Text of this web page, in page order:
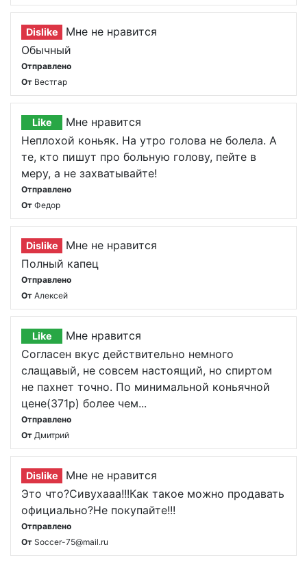
Dislike
Мне не нравится
Обычный
Отправлено
От Вестгар
Like
Мне нравится
Неплохой коньяк. На утро голова не болела. А
те, кто пишут про больную голову, пейте в
меру, а не захватывайте!
Отправлено
От Федор
Dislike
Мне не нравится
Полный капец
Отправлено
От Алексей
Like
Мне нравится
Согласен вкус действительно немного
слащавый, не совсем настоящий, но спиртом
не пахнет точно. По минимальной коньячной
цене(371р) более чем...
Отправлено
От Дмитрий
Dislike
Мне не нравится
Это что?Сивухааа!!!Как такое можно продавать
официально?Не покупайте!!!
Отправлено
От Soccer-75@mail.ru